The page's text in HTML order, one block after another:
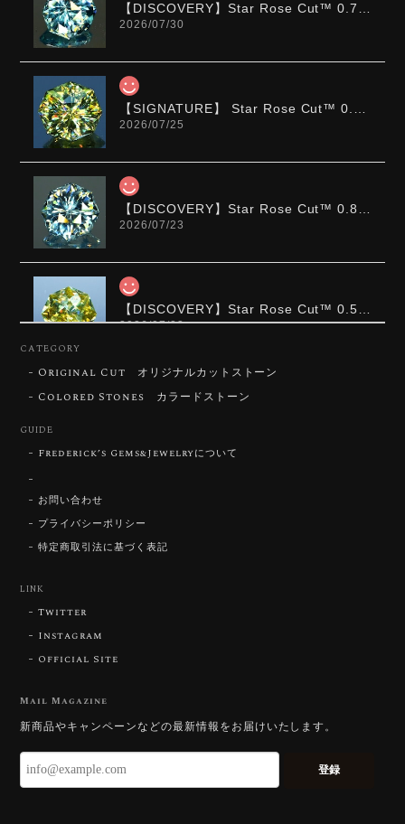
【DISCOVERY】Star Rose Cut™️ 0.72ct Natural Blue Zircon
2026/07/30
【SIGNATURE】 Star Rose Cut™️ 0.48ct Natural Sphene
2026/07/25
【DISCOVERY】Star Rose Cut™️ 0.87ct Natural Blue Zircon
2026/07/23
【DISCOVERY】Star Rose Cut™️ 0.51ct Natural Sphene
2026/07/23
ずっと待ち望んでいたカットを運よく購入できて嬉し
いです。 ウルウルとギラギラを一度に見ることができ
はないスフェーンの新たな一面を知ることができて感
動しております。 この度はありがとうございました。
お迎えいただきありがとうございます。
「ウルウルとギラギラを一度に」——まさ
にその両立を狙って設計したカットですの
やわらかく受け止めるようにしています。
長くお楽しみいただけますように。
2026/07/21
久しぶりに買えました。 相変わらずギラッギラで素晴
CATEGORY
Original Cut オリジナルカットストーン
Colored Stones カラードストーン
GUIDE
Frederick’s Gems&Jewelryについて
お問い合わせ
プライバシーポリシー
特定商取引法に基づく表記
LINK
Twitter
Instagram
Official Site
Mail Magazine
新商品やキャンペーンなどの最新情報をお届けいたします。
登録